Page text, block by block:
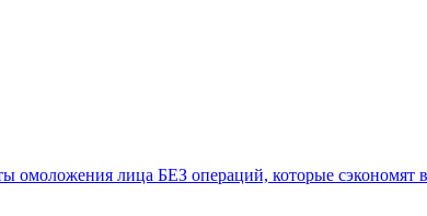
омоложения лица БЕЗ операций, которые сэкономят